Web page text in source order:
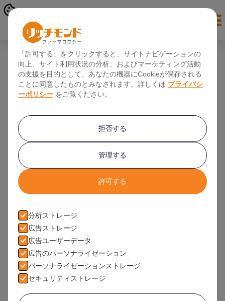
「許可する」をクリックすると、サイトナビゲーションの
向上、サイト利用状況の分析、およびマーケティング活動
の支援を目的として、あなたの機器にCookieが保存される
ことに同意したものとみなされます。詳しくは プライバシ
ーポリシー をご覧ください。
拒否する
管理する
許可する
分析ストレージ
広告ストレージ
広告ユーザーデータ
広告のパーソナライゼーション
パーソナライゼーションストレージ
セキュリティストレージ
日本人登録者数 １０,０００人突破！
リッチモンド・ファーマコロジーにデータベースに登録されている日本
November 4, 2019